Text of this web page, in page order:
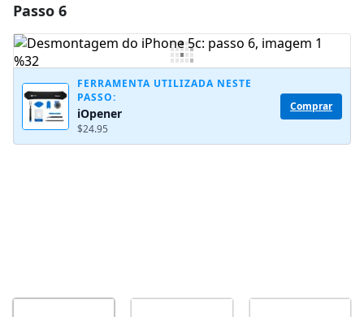
Comentar
Postar comentário
Passo 6
FERRAMENTA UTILIZADA NESTE
PASSO:
iOpener
$24.95
Comprar